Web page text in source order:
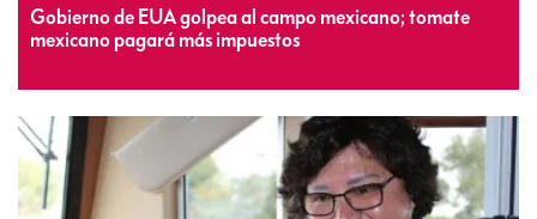
Gobierno de EUA golpea al campo mexicano; tomate
mexicano pagará más impuestos